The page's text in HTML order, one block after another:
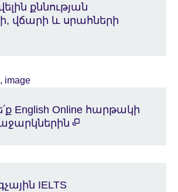
քննության
վճարի և սրահների
English Online հարթակի
IELTS